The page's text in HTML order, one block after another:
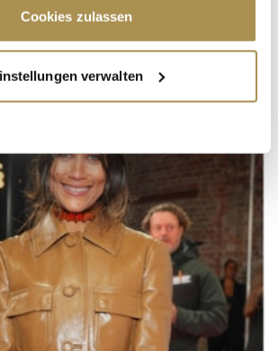
oder widerrufen
über Ihre geografische Lage
bis auf einige Meter genau sein
(Fingerprinting) identifizieren
darüber, wie Ihre persönlichen Daten
und legen Sie Ihre Präferenzen im
fest.
um Inhalte und Anzeigen zu
für soziale Medien anbieten
Zugriffe auf unsere Website zu
geben wir Informationen zu Ihrer
Cookies zulassen
verwalten